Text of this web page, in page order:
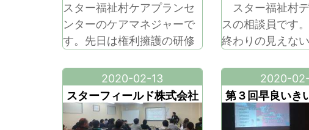
スター福祉村ケアプランセ
ンターのケアマネジャーで
す。先日は権利擁護の研修
んできました。 ケアマネー
ジャーのスキルアップのた
め担当者が年間計画書を立
案し、毎年協力し合いなが
スター福祉村
スの相談員です
終わりの見えな
ね。誤情報も多く
ネット社会にあ
本当に正しい情
断が難しく、そ
2020-02-13
スターフィールド株式会社
研修会開催！
2020-
第３回早良いき
ト